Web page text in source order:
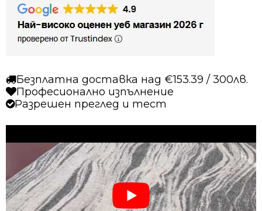
Безплатна доставка над €153.39 / 300лв.
Професионално изпълнение
Разрешен преглед и тест